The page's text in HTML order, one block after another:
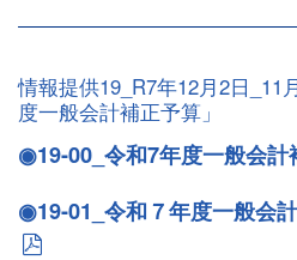
情報提供19_R7年12月2日_11
度一般会計補正予算」
◉19-00_令和7年度一般会計
◉19-01_令和７年度一般会